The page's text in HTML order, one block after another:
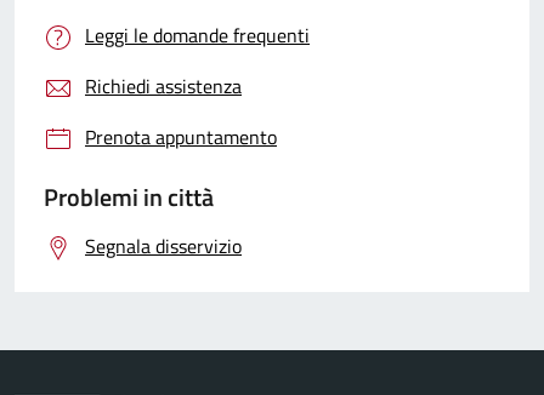
Leggi le domande frequenti
Richiedi assistenza
Prenota appuntamento
Problemi in città
Segnala disservizio